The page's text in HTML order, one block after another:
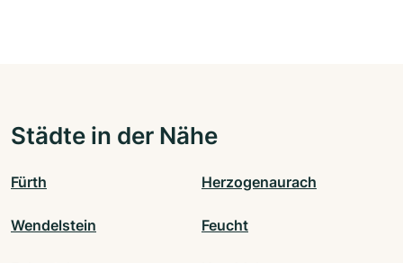
Städte in der Nähe
Fürth Herzogenaurach
Wendelstein Feucht